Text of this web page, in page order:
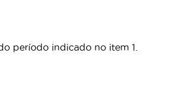
período indicado no item 1.